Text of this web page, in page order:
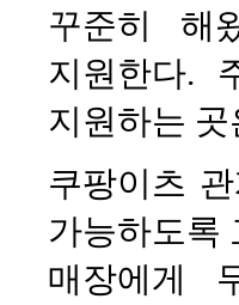
꾸준히 해
지원한다.
지원하는
쿠팡이츠
가능하도록
매장에게